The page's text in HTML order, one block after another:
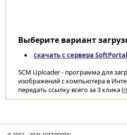
Выберите вариант
скачать с сервера SoftPortal
5CM Uploader - программа для
изображений с компьютера в
передать ссылку всего за 3 клика (